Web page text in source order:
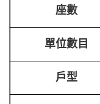
座數
單位數目
戶型